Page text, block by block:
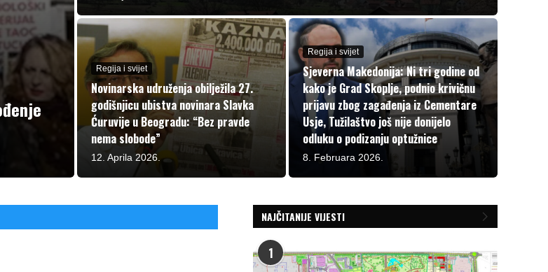
Regija i svijet
Novinarska udruženja obilježila 27.
godišnjicu ubistva novinara Slavka
Ćuruvije u Beogradu: “Bez pravde
nema slobode”
12. Aprila 2026.
Regija i svijet
Sjeverna Makedonija: Ni tri godine od
kako je Grad Skoplje, podnio krivičnu
prijavu zbog zagađenja iz Cementare
Usje, Tužilaštvo još nije donijelo
odluku o podizanju optužnice
8. Februara 2026.
NAJČITANIJE VIJESTI
1